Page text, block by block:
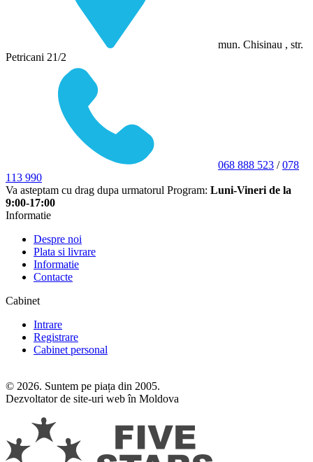
mun. Chisinau , str.
Petricani 21/2
068 888 523 /078
113 990
Va asteptam cu drag dupa urmatorul Program: Luni-Vineri de la
9:00-17:00
Informatie
Despre noi
Plata si livrare
Informatie
Contacte
Cabinet
Intrare
Registrare
Cabinet personal
© 2026. Suntem pe piața din 2005.
Dezvoltator de site-uri web în Moldova